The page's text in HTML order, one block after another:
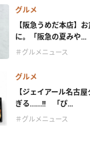
グルメ
【阪急うめだ本店】
に。「阪急の夏みや...
＃グルメニュース
グルメ
【ジェイアール名古
ぎる……!! 「ぴ...
＃グルメニュース